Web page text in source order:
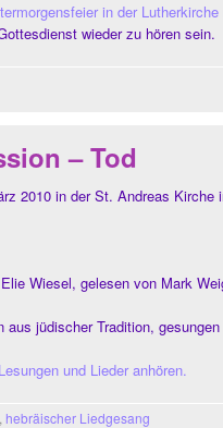
in der Lutherkirche
wieder zu hören sein.
– Tod
2010 in der St. Andreas Kirche
Wiesel, gelesen von Mark
aus jüdischer Tradition,
und Lieder anhören.
hebräischer Liedgesang